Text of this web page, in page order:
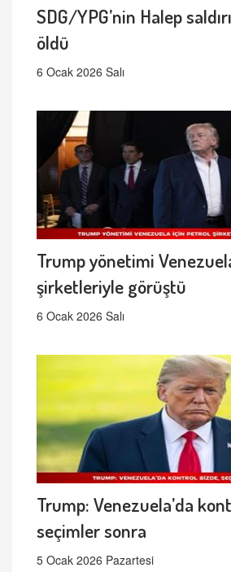
SDG/YPG’nin Halep
öldü
6 Ocak 2026 Salı
Trump yönetimi
şirketleriyle görüştü
6 Ocak 2026 Salı
Trump: Venezuela’da
seçimler sonra
5 Ocak 2026 Pazartesi